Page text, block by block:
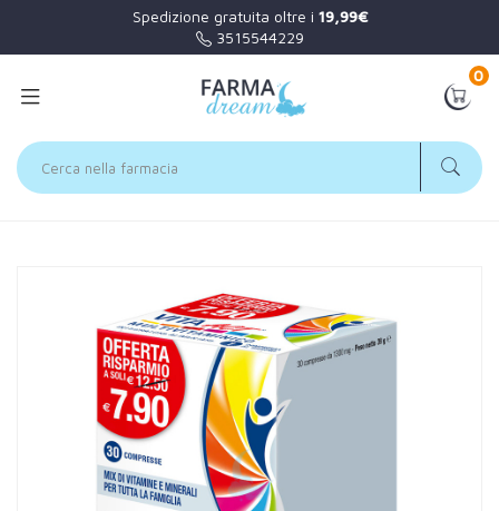
Spedizione gratuita oltre i 19,99€
3515544229
0
Compresse